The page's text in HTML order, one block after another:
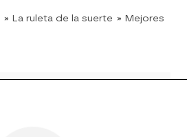
» La ruleta de la suerte » Mejores